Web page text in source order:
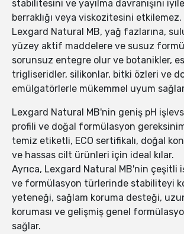
stabilitesini ve yayılma davranışını
berraklığı veya viskozitesini etkilemez.
Lexgard Natural MB, yağ fazlarına,
yüzey aktif maddelere ve susuz
sorunsuz entegre olur ve botanikler,
trigliseridler, silikonlar, bitki özleri ve
emülgatörlerle mükemmel uyum
Lexgard Natural MB'nin geniş pH
profili ve doğal formülasyon
temiz etiketli, ECO sertifikalı, doğal
ve hassas cilt ürünleri için ideal kılar.
Ayrıca, Lexgard Natural MB'nin çeşitli
ve formülasyon türlerinde stabiliteyi
yeteneği, sağlam koruma desteği,
koruması ve gelişmiş genel
sağlar.